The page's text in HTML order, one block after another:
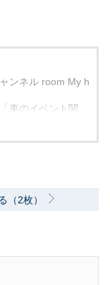
ンネル room My h
車のイベント関
。我々は実車動画
（2枚）